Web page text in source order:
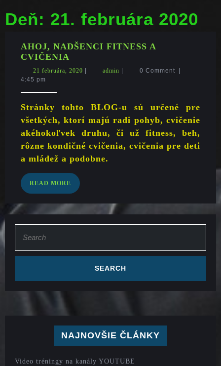
Deň: 21. februára 2020
AHOJ, NADŠENCI FITNESS A
CVIČENIA
NADŠENCI
FITNESS
21 februára, 2020 21
admin admin 0 Comment
4:45 pm
Stránky tohto BLOG-u sú určené pre
všetkých, ktorí majú radi pohyb, cvičenie
akéhokoľvek druhu, či už fitness, beh,
rôzne kondičné cvičenia, cvičenia pre deti
a mládež a podobne.
READ MORE READ
MORE
for:
NAJNOVŠIE ČLÁNKY
Video tréningy na kanály YOUTUBE